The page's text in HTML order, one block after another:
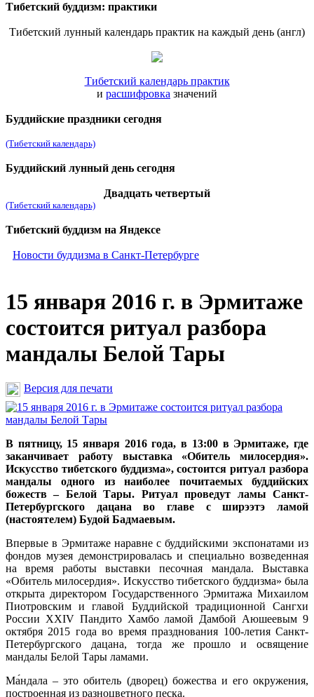
Тибетский буддизм: практики
Тибетский лунный календарь практик на каждый день (англ)
Тибетский календарь практик
и расшифровка значений
Буддийские праздники сегодня
(Тибетский календарь)
Буддийский лунный день сегодня
Двадцать четвертый
(Тибетский календарь)
Тибетский буддизм на Яндексе
Новости буддизма в Санкт-Петербурге
15 января 2016 г. в Эрмитаже
состоится ритуал разбора
мандалы Белой Тары
Версия для печати
В пятницу, 15 января 2016 года, в 13:00 в Эрмитаже, где
заканчивает работу выставка «Обитель милосердия».
Искусство тибетского буддизма», состоится ритуал разбора
мандалы одного из наиболее почитаемых буддийских
божеств – Белой Тары. Ритуал проведут ламы Санкт-
Петербургского дацана во главе с ширээтэ ламой
(настоятелем) Будой Бадмаевым.
Впервые в Эрмитаже наравне с буддийскими экспонатами из
фондов музея демонстрировалась и специально возведенная
на время работы выставки песочная мандала. Выставка
«Обитель милосердия». Искусство тибетского буддизма» была
открыта директором Государственного Эрмитажа Михаилом
Пиотровским и главой Буддийской традиционной Сангхи
России XXIV Пандито Хамбо ламой Дамбой Аюшеевым 9
октября 2015 года во время празднования 100-летия Санкт-
Петербургского дацана, тогда же прошло и освящение
мандалы Белой Тары ламами.
Ма́ндала – это обитель (дворец) божества и его окружения,
построенная из разноцветного песка.